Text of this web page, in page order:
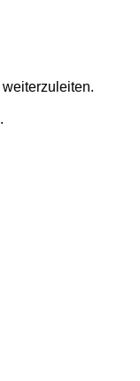
weiterzuleiten.
.